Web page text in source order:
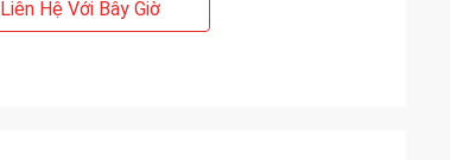
Liên Hệ Với Bây Giờ